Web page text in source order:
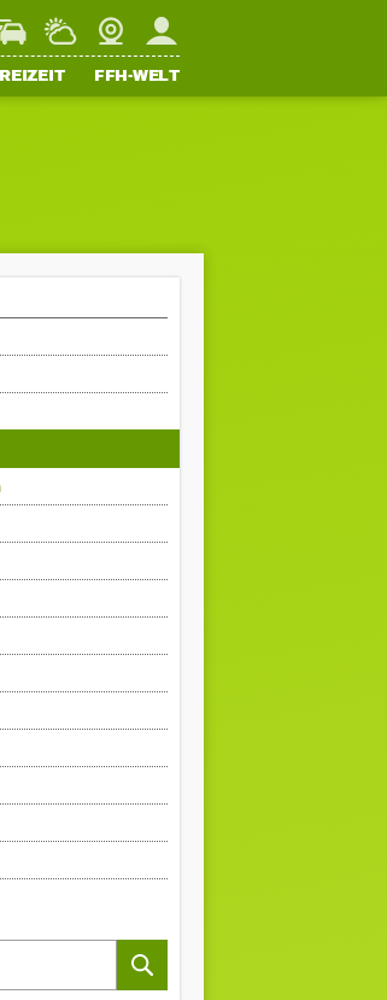
WetterWebcamMein FFH
FFH-WELT